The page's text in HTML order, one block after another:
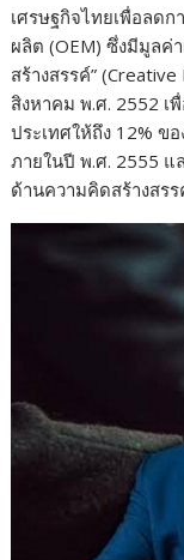
เศรษฐกิจไทยเพื่อลด
ผลิต (OEM) ซึ่งมีมูลค่
สร้างสรรค์”
สิงหาคม พ.ศ. 2552 เ
ประเทศให้ถึง 12% ข
ภายในปี พ.ศ. 2555 แ
ด้านความคิดสร้างสร